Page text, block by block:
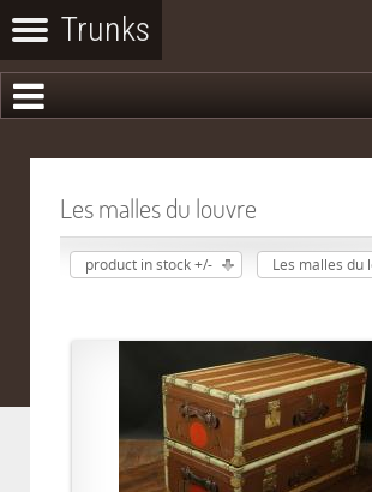
Les malles du louvre
product in stock +/- Les malles du